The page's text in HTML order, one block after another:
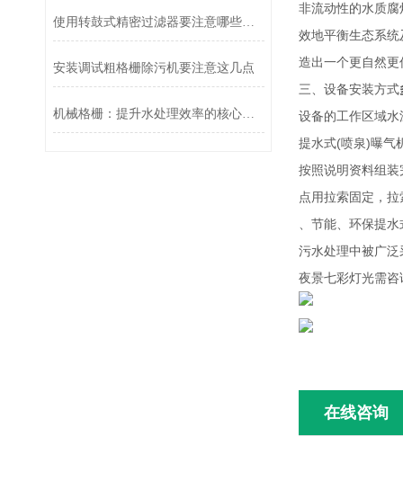
非流动性的水质
效地平衡生态系
造出一个更自然
三、设备安装方式
设备的工作区域
提水式(喷泉)曝气
按照说明资料组
点用拉索固定，
、节能、环保提
污水处理中被广泛
夜景七彩灯光需
在线咨询
使用转鼓式精密过滤器要注意哪些点呢？
安装调试粗格栅除污机要注意这几点
机械格栅：提升水处理效率的核心设备